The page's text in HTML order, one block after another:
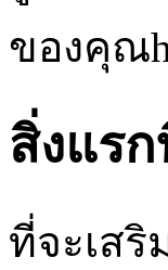
ของคุณ
สิ่งแร
ที่จะเส